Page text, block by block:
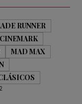
RUNNER
CINEMARK
MAD MAX